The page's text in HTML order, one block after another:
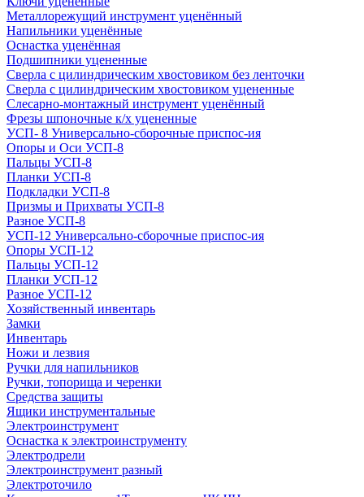
Металлорежущий инструмент уценённый
Напильники уценённые
Оснастка уценённая
Подшипники уцененные
Сверла с цилиндрическим хвостовиком без ленточки
Сверла с цилиндрическим хвостовиком уцененные
Слесарно-монтажный инструмент уценённый
Фрезы шпоночные к/х уцененные
УСП- 8 Универсально-сборочные приспос-ия
Опоры и Оси УСП-8
Пальцы УСП-8
Планки УСП-8
Подкладки УСП-8
Призмы и Прихваты УСП-8
Разное УСП-8
УСП-12 Универсально-сборочные приспос-ия
Опоры УСП-12
Пальцы УСП-12
Планки УСП-12
Разное УСП-12
Хозяйственный инвентарь
Замки
Инвентарь
Ножи и лезвия
Ручки для напильников
Ручки, топорища и черенки
Средства защиты
Ящики инструментальные
Электроинструмент
Оснастка к электроинструменту
Электродрели
Электроинструмент разный
Электроточило